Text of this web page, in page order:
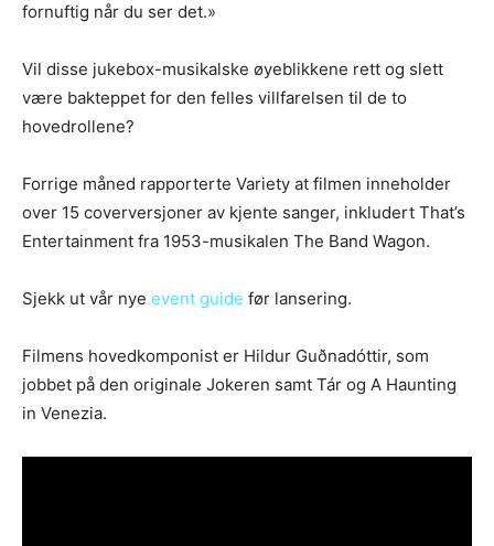
fornuftig når du ser det.»
Vil disse jukebox-musikalske øyeblikkene rett og slett
være bakteppet for den felles villfarelsen til de to
hovedrollene?
Forrige måned rapporterte Variety at filmen inneholder
over 15 coverversjoner av kjente sanger, inkludert That’s
Entertainment fra 1953-musikalen The Band Wagon.
Sjekk ut vår nye event guide før lansering.
Filmens hovedkomponist er Hildur Guðnadóttir, som
jobbet på den originale Jokeren samt Tár og A Haunting
in Venezia.